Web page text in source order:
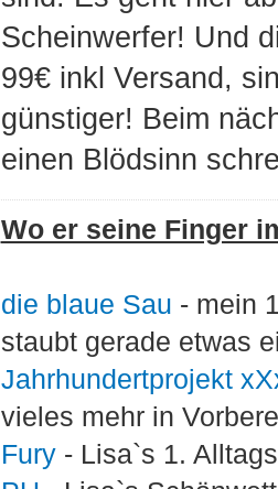
Scheinwerfer! Und
99€ inkl Versand,
günstiger! Beim
einen Blödsinn
Wo er seine Finger
die blaue Sau - mein
staubt gerade etwas
Jahrhundertprojekt
vieles mehr in
Fury - Lisa`s 1.